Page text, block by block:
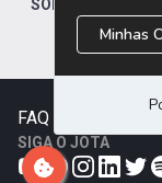
SOBRE O JOTA
FAQ
SIGA O JOTA